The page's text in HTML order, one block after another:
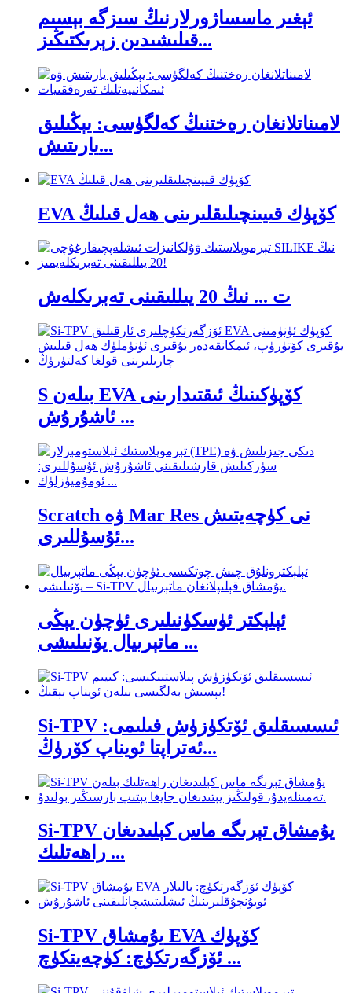
ئېغىر ماسساژورلارنىڭ سىزگە بېسىم
قىلىشىدىن زېرىكتىڭىز...
لامىناتلانغان رەختنىڭ كەلگۈسى: يېڭىلىق
يارىتىش...
EVA كۆپۈك قىيىنچىلىقلىرىنى ھەل قىلىڭ
ت ... نىڭ 20 يىللىقىنى تەبرىكلەش
S بىلەن EVA كۆپۈكىنىڭ ئىقتىدارىنى
ئاشۇرۇش ...
Scratch ۋە Mar Res نى كۈچەيتىش
ئۇسۇللىرى...
ئېلېكتر ئۈسكۈنىلىرى ئۈچۈن يېڭى
ماتېرىيال يۆنىلىشى ...
Si-TPV ئىسسىقلىق ئۆتكۈزۈش فىلىمى:
ئەتراپتا ئويناپ كۆرۈڭ...
Si-TPV يۇمشاق تېرىگە ماس كېلىدىغان
راھەتلىك ...
Si-TPV يۇمشاق EVA كۆپۈك
ئۆزگەرتكۈچ: كۈچەيتكۈچ ...